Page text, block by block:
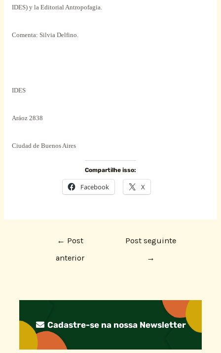
IDES) y la Editorial Antropofagia.
Comenta: Silvia Delfino.
IDES
Aráoz 2838
Ciudad de Buenos Aires
Compartilhe isso:
Facebook X
← Post
anterior
Post seguinte
→
Cadastre-se na nossa Newsletter